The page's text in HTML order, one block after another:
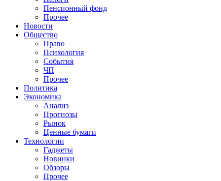
Пенсионный фонд
Прочее
Новости
Общество
Право
Психология
События
ЧП
Прочее
Политика
Экономика
Анализ
Прогнозы
Рынок
Ценные бумаги
Технологии
Гаджеты
Новинки
Обзоры
Прочее